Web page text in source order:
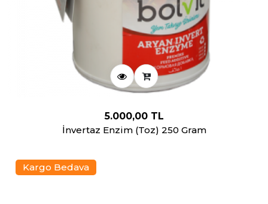
5.000,00 TL
İnvertaz Enzim (Toz) 250 Gram
Kargo Bedava